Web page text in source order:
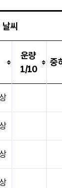
날씨
운량
1/10
중